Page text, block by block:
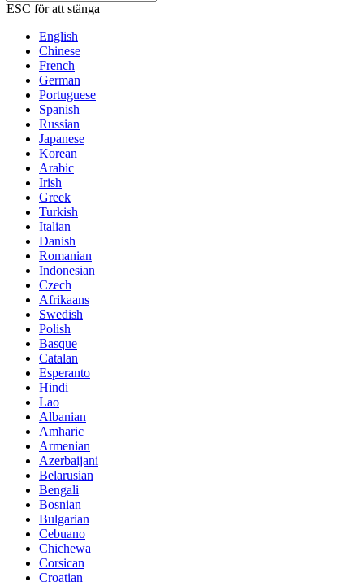
ESC för att stänga
English
Chinese
French
German
Portuguese
Spanish
Russian
Japanese
Korean
Arabic
Irish
Greek
Turkish
Italian
Danish
Romanian
Indonesian
Czech
Afrikaans
Swedish
Polish
Basque
Catalan
Esperanto
Hindi
Lao
Albanian
Amharic
Armenian
Azerbaijani
Belarusian
Bengali
Bosnian
Bulgarian
Cebuano
Chichewa
Corsican
Croatian